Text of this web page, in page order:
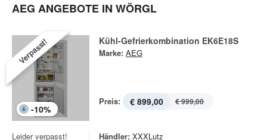
AEG ANGEBOTE IN WÖRGL
Verpasst!
-10%
Kühl-Gefrierkombination EK6E18S
Marke: AEG
Preis: € 899,00 € 999,00
Leider verpasst!
Händler: XXXLutz